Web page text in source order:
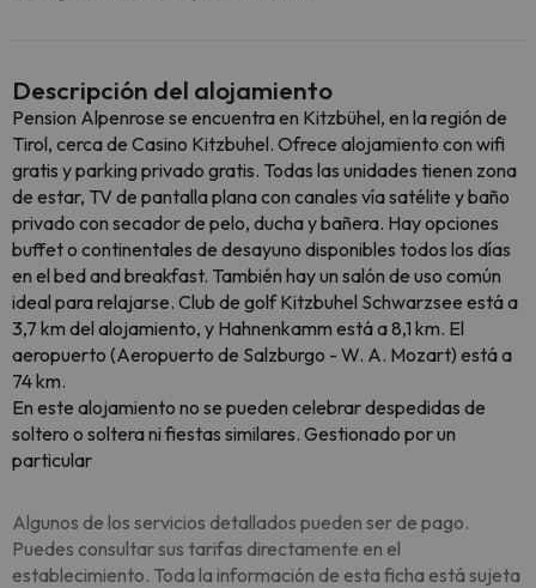
Descripción del alojamiento
Pension Alpenrose se encuentra en Kitzbühel, en la región de
Tirol, cerca de Casino Kitzbuhel. Ofrece alojamiento con wifi
gratis y parking privado gratis. Todas las unidades tienen zona
de estar, TV de pantalla plana con canales vía satélite y baño
privado con secador de pelo, ducha y bañera. Hay opciones
buffet o continentales de desayuno disponibles todos los días
en el bed and breakfast. También hay un salón de uso común
ideal para relajarse. Club de golf Kitzbuhel Schwarzsee está a
3,7 km del alojamiento, y Hahnenkamm está a 8,1 km. El
aeropuerto (Aeropuerto de Salzburgo - W. A. Mozart) está a
74 km.
En este alojamiento no se pueden celebrar despedidas de
soltero o soltera ni fiestas similares. Gestionado por un
particular
Algunos de los servicios detallados pueden ser de pago.
Puedes consultar sus tarifas directamente en el
establecimiento. Toda la información de esta ficha está sujeta